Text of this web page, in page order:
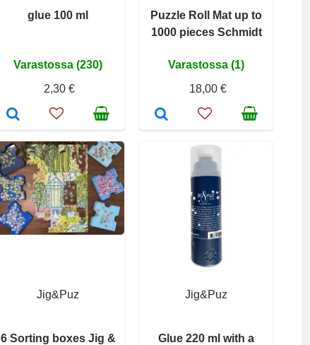
glue 100 ml
Varastossa (230)
2,30 €
Puzzle Roll Mat up to
1000 pieces Schmidt
Varastossa (1)
18,00 €
Jig&Puz
6 Sorting boxes Jig &
Jig&Puz
Glue 220 ml with a